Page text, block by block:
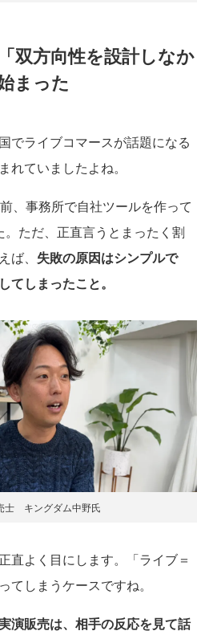
双方向性を設計しなか
まった
でライブコマースが話題になる
れていましたよね。
、事務所で自社ツールを作って
ただ、正直言うとまったく割
ば、 失敗の原因はシンプルで
てしまったこと。
士 キングダム中野氏
直よく目にします。「ライブ＝
てしまうケースですね。
演販売は、相手の反応を見て話